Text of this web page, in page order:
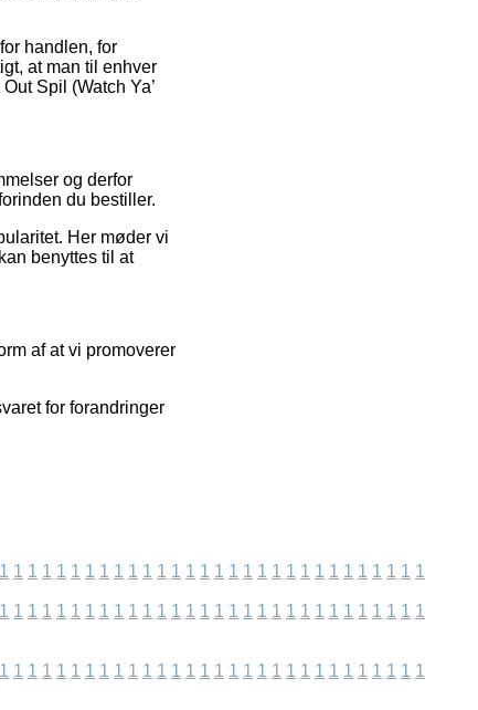
handlen, for
at man til enhver
Spil (Watch Ya’
og derfor
du bestiller.
Her møder vi
benyttes til at
af at vi promoverer
for forandringer
1 1 1 1 1 1 1 1 1 1 1 1 1 1 1 1 1 1 1 1 1 1 1 1 1 1 1 1 1 1
1 1 1 1 1 1 1 1 1 1 1 1 1 1 1 1 1 1 1 1 1 1 1 1 1 1 1 1 1 1
1 1 1 1 1 1 1 1 1 1 1 1 1 1 1 1 1 1 1 1 1 1 1 1 1 1 1 1 1 1